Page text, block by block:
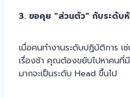
3. ขอคุย “ส่วนตัว” กับระดับหั
เมื่อคนทำงานระดับปฏิบัติการ
เรื่องช้า คุณต้องขยับไปหาคนที่มี
มากจะเป็นระดับ Head ขึ้นไป